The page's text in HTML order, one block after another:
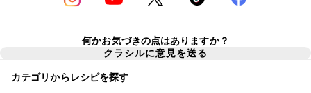
何かお気づきの点はありますか？
クラシルに意見を送る
カテゴリからレシピを探す